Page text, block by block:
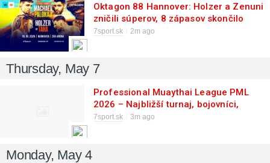
Oktagon 88 Hannover: Holzer a Zenuni
zničili súperov, 8 zápasov skončilo
pred limitom
7sport.sk 2m ago
Thursday, May 7
Professional Muaythai League PML
2026 – Najbližší turnaj, bojovníci,
kalendár podujatí, kde sledovať live!
7sport.sk 3m ago
Monday, May 4